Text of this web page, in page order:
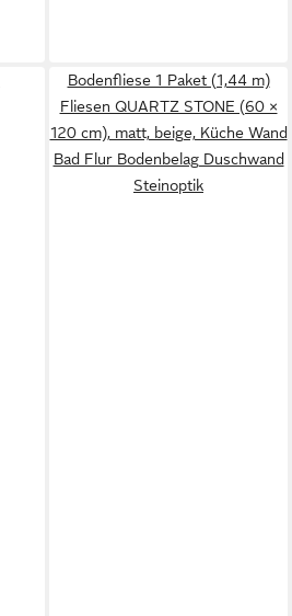
Bodenfliese 1 Paket (1,44 m)
Fliesen QUARTZ STONE (60 ×
120 cm), matt, beige, Küche Wand
Bad Flur Bodenbelag Duschwand
Steinoptik